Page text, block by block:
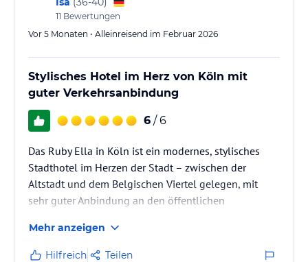
Allgemeine und unverbindliche
ohne Gewähr und ohne Prüfung durch HolidayCheck. Bitte
lies vor der Buchung die verbindlichen
Angebotsdetails
jeweiligen Veranstalters.
11 Bewertungen
Vor 5 Monaten • Alleinreisend im Februar 2026
Stylisches Hotel im Herz von Köln mit
guter Verkehrsanbindung
6 / 6
Das Ruby Ella in Köln ist ein modernes, stylisches
Stadthotel im Herzen der Stadt – zwischen der
Altstadt und dem Belgischen Viertel gelegen, mit
sehr guter Anbindung an den öffentlichen
Mehr anzeigen
Hilfreich Teilen